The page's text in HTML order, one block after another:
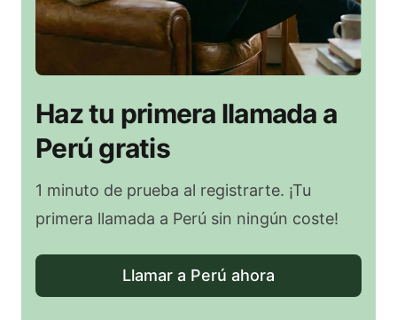
Haz tu primera llamada a
Perú gratis
1 minuto de prueba al registrarte. ¡Tu
primera llamada a Perú sin ningún coste!
Llamar a Perú ahora